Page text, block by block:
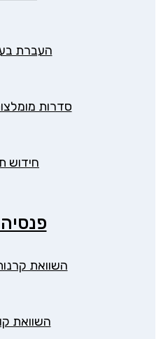
העברת
סדרות
חידוש
השוואת
השוואת